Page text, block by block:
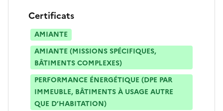
Certificats
AMIANTE
AMIANTE (MISSIONS SPÉCIFIQUES,
BÂTIMENTS COMPLEXES)
PERFORMANCE ÉNERGÉTIQUE (DPE PAR
IMMEUBLE, BÂTIMENTS À USAGE AUTRE
QUE D’HABITATION)